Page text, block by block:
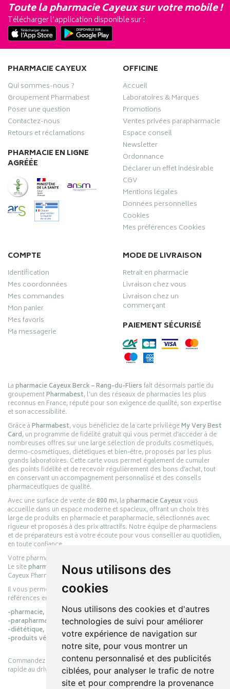
Nous utilisons des
cookies
Nous utilisons des cookies et d'autres
technologies de suivi pour améliorer
votre expérience de navigation sur
notre site, pour vous montrer un
contenu personnalisé et des publicités
ciblées, pour analyser le trafic de notre
site et pour comprendre la provenance
Toute la pharmacie Cayeux sur votre mobile !
Télécharger l’application disponible sur :
PHARMACIE CAYEUX
Qui sommes-nous ?
Groupement Pharmabest
Poser une question
Contactez-nous
Retours et réclamations
PHARMACIE EN LIGNE
AGRÉÉE
OFFICINE
Accueil
Laboratoires & Marques
Promotions
Ventes privées parapharmacie
Espace conseil
Newsletter
Ordonnance
Déclarer un effet indésirable
CGV
Mentions légales
Données personnelles
Cookies
Mes préférences Cookies
COMPTE
Identification
Mes coordonnées
Mes commandes
Mon panier
Mes favoris
Ma messagerie
MODE DE LIVRAISON
Retrait en pharmacie
Livraison chez vous
Livraison chez un
commerçant
PAIEMENT SÉCURISÉ
Lapharmacie Cayeux Berck – Rang-du-Fliersfait désormais partie du
groupementPharmabest, l’un des réseaux de pharmacies les plus
reconnus en France, réputé pour son exigence de qualité, son expertise
et son accessibilité.
Grâce àPharmabest, vous bénéficiez de la carte privilègeMy Very Best
Card, un programme de fidélité gratuit qui vous permet d’accéder à de
nombreuses offres sur une large sélection de produits cosmétiques,
dermo-cosmétiques, diététiques et bien-être, proposés par les plus
grands laboratoires. Cette carte vous permet également de cumuler
des points fidélité et de recevoir régulièrement des bons d’achat, tout
en conservant un accompagnement personnalisé et des conseils
pharmaceutiques de qualité.
Avec une surface de vente de800 m², lapharmacie Cayeuxvous
accueille dans un espace moderne et spacieux, offrant un choix très
large de produits en pharmacie et parapharmacie, sélectionnés avec
rigueur et proposés à des prix attractifs. Notre équipe de pharmaciens
et de préparateurs est à votre écoute pour vous conseiller au quotidien,
en toute confiance.
Votre pharmacie en ligne :
Le sitepharmacie-cayeux.frest le prolongement digital de la pharmacie
Cayeux Pharmabest Berck-sur-Mer – Rang-du-Fliers.
Il vous permet de réaliser vos achats en ligne parmi des milliers de
références en :
-pharmacie,
-parapharmacie,
-diététique,
-produits vétérinaires.
Commandez simplement vos produits en ligne et choisissez le retrait
rapide au drive ou la livraison à domicile, en toute simplicité.